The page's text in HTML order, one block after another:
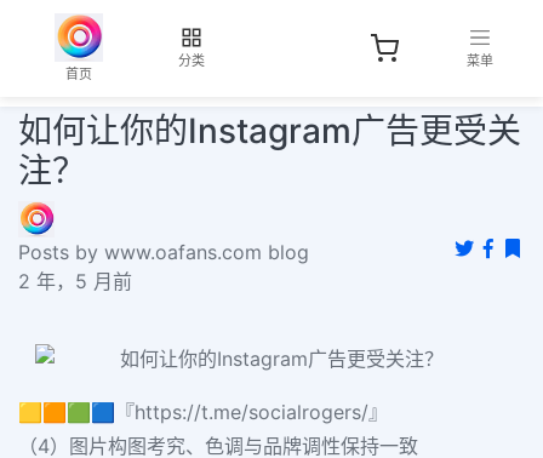
首页
分类 菜单
如何让你的Instagram广告更受关
注？
Posts by www.oafans.com blog
2 年，5 月前
🟨🟧🟩🟦『https://t.me/socialrogers/』
（4）图片构图考究、色调与品牌调性保持一致